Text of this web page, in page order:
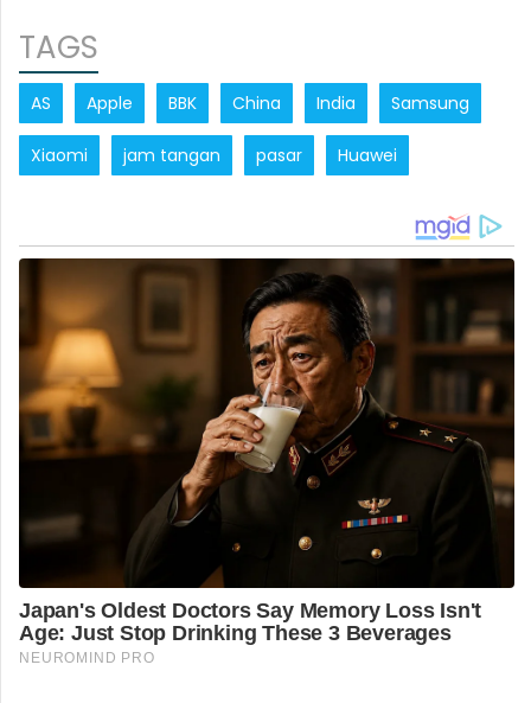
TAGS
AS Apple BBK China India Samsung
Xiaomi jam tangan pasar Huawei